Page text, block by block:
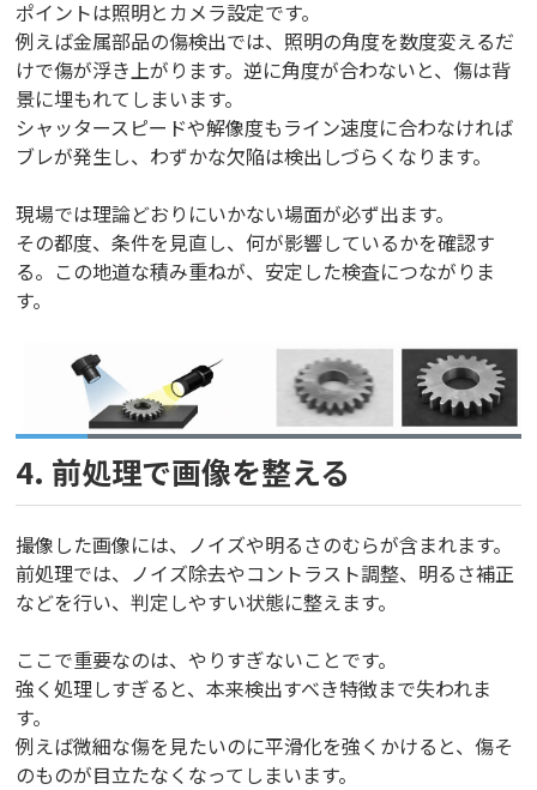
ポイントは照明とカメラ設定です。
例えば金属部品の傷検出では、照明の角度を数度変えるだ
けで傷が浮き上がります。逆に角度が合わないと、傷は背
景に埋もれてしまいます。
シャッタースピードや解像度もライン速度に合わなければ
ブレが発生し、わずかな欠陥は検出しづらくなります。
現場では理論どおりにいかない場面が必ず出ます。
その都度、条件を見直し、何が影響しているかを確認す
る。この地道な積み重ねが、安定した検査につながりま
す。
4. 前処理で画像を整える
撮像した画像には、ノイズや明るさのむらが含まれます。
前処理では、ノイズ除去やコントラスト調整、明るさ補正
などを行い、判定しやすい状態に整えます。
ここで重要なのは、やりすぎないことです。
強く処理しすぎると、本来検出すべき特徴まで失われま
す。
例えば微細な傷を見たいのに平滑化を強くかけると、傷そ
のものが目立たなくなってしまいます。